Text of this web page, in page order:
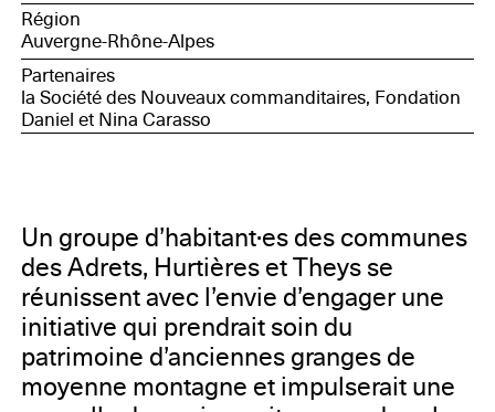
Région
Auvergne-Rhône-Alpes
Partenaires
la Société des Nouveaux commanditaires, Fondation
Daniel et Nina Carasso
Un groupe d’habitant·es des communes
des Adrets, Hurtières et Theys se
réunissent avec l’envie d’engager une
initiative qui prendrait soin du
patrimoine d’anciennes granges de
moyenne montagne et impulserait une